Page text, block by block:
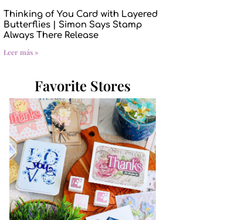
Thinking of You Card with Layered
Butterflies | Simon Says Stamp
Always There Release
Leer más »
Favorite Stores